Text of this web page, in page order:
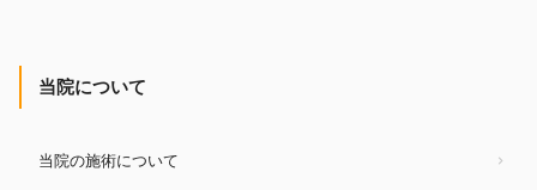
当院について
当院の施術について